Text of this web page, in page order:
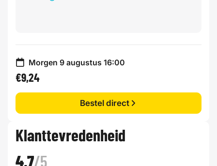
Morgen 9 augustus 16:00
€9,24
Bestel direct
Klanttevredenheid
4,7/5